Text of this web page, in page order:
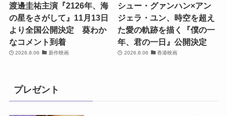
渡邊圭祐主演『2126年、海
の星をさがして』11月13日
より全国公開決定 葵わか
なコメント到着
2026.8.06 新作映画
シュー・グァンハン×アン
ジェラ・ユン、時空を超え
た愛の軌跡を描く『僕の一
年、君の一日』公開決定
2026.8.06 香港映画
プレゼント